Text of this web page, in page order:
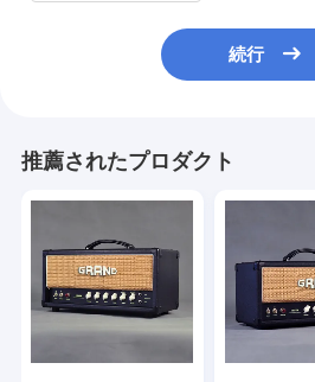
続行
推薦されたプロダクト